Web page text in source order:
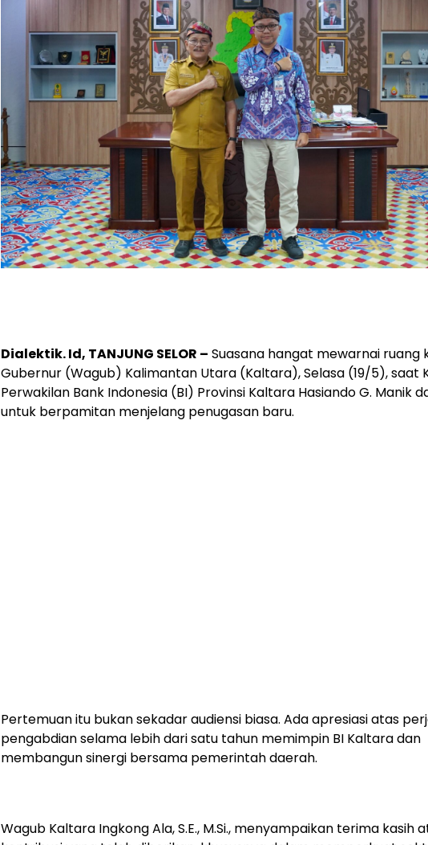
Dialektik. Id, TANJUNG SELOR – Suasana hangat mewarnai ruang
Gubernur (Wagub) Kalimantan Utara (Kaltara), Selasa (19/5), saat
Perwakilan Bank Indonesia (BI) Provinsi Kaltara Hasiando G. Manik
untuk berpamitan menjelang penugasan baru.
Pertemuan itu bukan sekadar audiensi biasa. Ada apresiasi atas
pengabdian selama lebih dari satu tahun memimpin BI Kaltara dan
membangun sinergi bersama pemerintah daerah.
Wagub Kaltara Ingkong Ala, S.E., M.Si., menyampaikan terima kasih